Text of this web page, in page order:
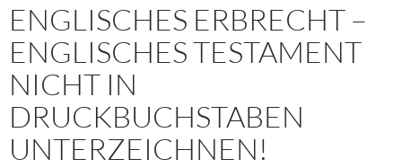
ENGLISCHES ERBRECHT –
ENGLISCHES TESTAMENT
NICHT IN
DRUCKBUCHSTABEN
UNTERZEICHNEN!